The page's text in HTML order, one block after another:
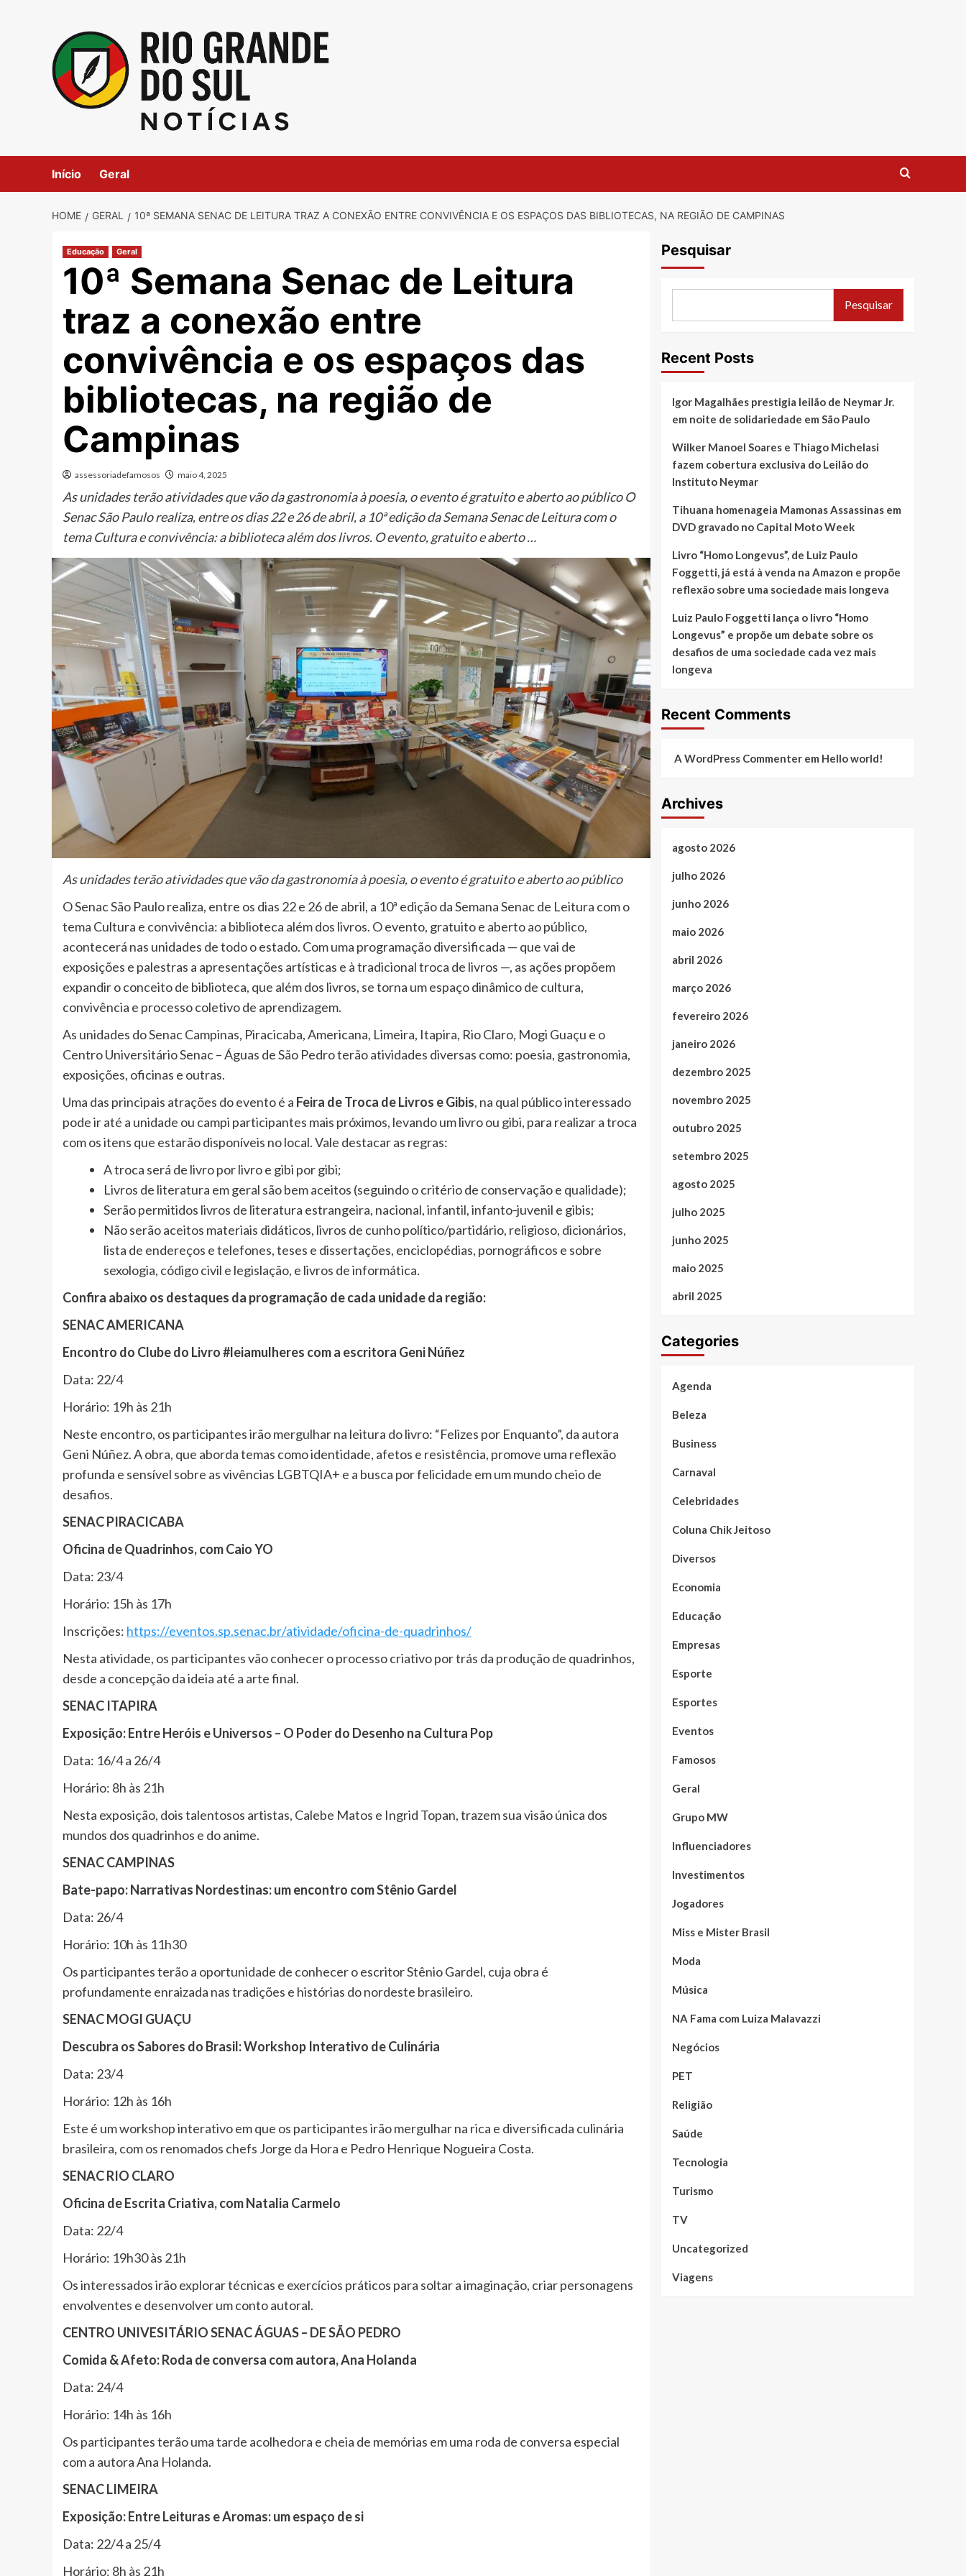
Início Geral
HOME GERAL 10ª SEMANA SENAC DE LEITURA TRAZ A CONEXÃO ENTRE CONVIVÊNCIA E OS ESPAÇOS DAS BIBLIOTECAS, NA REGIÃO DE CAMPINAS
Educação Geral
10ª Semana Senac de Leitura
traz a conexão entre
convivência e os espaços das
bibliotecas, na região de
Campinas
assessoriadefamosos maio 4, 2025
As unidades terão atividades que vão da gastronomia à poesia, o evento é gratuito e aberto ao público O
Senac São Paulo realiza, entre os dias 22 e 26 de abril, a 10ª edição da Semana Senac de Leitura com o
tema Cultura e convivência: a biblioteca além dos livros. O evento, gratuito e aberto …
As unidades terão atividades que vão da gastronomia à poesia, o evento é gratuito e aberto ao público
O Senac São Paulo realiza, entre os dias 22 e 26 de abril, a 10ª edição da Semana Senac de Leitura com o
tema Cultura e convivência: a biblioteca além dos livros. O evento, gratuito e aberto ao público,
acontecerá nas unidades de todo o estado. Com uma programação diversificada — que vai de
exposições e palestras a apresentações artísticas e à tradicional troca de livros —, as ações propõem
expandir o conceito de biblioteca, que além dos livros, se torna um espaço dinâmico de cultura,
convivência e processo coletivo de aprendizagem.
As unidades do Senac Campinas, Piracicaba, Americana, Limeira, Itapira, Rio Claro, Mogi Guaçu e o
Centro Universitário Senac – Águas de São Pedro terão atividades diversas como: poesia, gastronomia,
exposições, oficinas e outras.
Uma das principais atrações do evento é a Feira de Troca de Livros e Gibis, na qual público interessado
pode ir até a unidade ou campi participantes mais próximos, levando um livro ou gibi, para realizar a troca
com os itens que estarão disponíveis no local. Vale destacar as regras:
A troca será de livro por livro e gibi por gibi;
Livros de literatura em geral são bem aceitos (seguindo o critério de conservação e qualidade);
Serão permitidos livros de literatura estrangeira, nacional, infantil, infanto‐juvenil e gibis;
Não serão aceitos materiais didáticos, livros de cunho político/partidário, religioso, dicionários,
lista de endereços e telefones, teses e dissertações, enciclopédias, pornográficos e sobre
sexologia, código civil e legislação, e livros de informática.
Confira abaixo os destaques da programação de cada unidade da região:
SENAC AMERICANA
Encontro do Clube do Livro #leiamulheres com a escritora Geni Núñez
Data: 22/4
Horário: 19h às 21h
Neste encontro, os participantes irão mergulhar na leitura do livro: “Felizes por Enquanto”, da autora
Geni Núñez. A obra, que aborda temas como identidade, afetos e resistência, promove uma reflexão
profunda e sensível sobre as vivências LGBTQIA+ e a busca por felicidade em um mundo cheio de
desafios.
SENAC PIRACICABA
Oficina de Quadrinhos, com Caio YO
Data: 23/4
Horário: 15h às 17h
Inscrições: https://eventos.sp.senac.br/atividade/oficina-de-quadrinhos/
Nesta atividade, os participantes vão conhecer o processo criativo por trás da produção de quadrinhos,
desde a concepção da ideia até a arte final.
SENAC ITAPIRA
Exposição: Entre Heróis e Universos – O Poder do Desenho na Cultura Pop
Data: 16/4 a 26/4
Horário: 8h às 21h
Nesta exposição, dois talentosos artistas, Calebe Matos e Ingrid Topan, trazem sua visão única dos
mundos dos quadrinhos e do anime.
SENAC CAMPINAS
Bate-papo: Narrativas Nordestinas: um encontro com Stênio Gardel
Data: 26/4
Horário: 10h às 11h30
Os participantes terão a oportunidade de conhecer o escritor Stênio Gardel, cuja obra é
profundamente enraizada nas tradições e histórias do nordeste brasileiro.
SENAC MOGI GUAÇU
Descubra os Sabores do Brasil: Workshop Interativo de Culinária
Data: 23/4
Horário: 12h às 16h
Este é um workshop interativo em que os participantes irão mergulhar na rica e diversificada culinária
brasileira, com os renomados chefs Jorge da Hora e Pedro Henrique Nogueira Costa.
SENAC RIO CLARO
Oficina de Escrita Criativa, com Natalia Carmelo
Data: 22/4
Horário: 19h30 às 21h
Os interessados irão explorar técnicas e exercícios práticos para soltar a imaginação, criar personagens
envolventes e desenvolver um conto autoral.
CENTRO UNIVESITÁRIO SENAC ÁGUAS – DE SÃO PEDRO
Comida & Afeto: Roda de conversa com autora, Ana Holanda
Data: 24/4
Horário: 14h às 16h
Os participantes terão uma tarde acolhedora e cheia de memórias em uma roda de conversa especial
com a autora Ana Holanda.
SENAC LIMEIRA
Exposição: Entre Leituras e Aromas: um espaço de si
Data: 22/4 a 25/4
Horário: 8h às 21h
Pesquisar
Pesquisar
Recent Posts
Igor Magalhães prestigia leilão de Neymar Jr.
em noite de solidariedade em São Paulo
Wilker Manoel Soares e Thiago Michelasi
fazem cobertura exclusiva do Leilão do
Instituto Neymar
Tihuana homenageia Mamonas Assassinas em
DVD gravado no Capital Moto Week
Livro “Homo Longevus”, de Luiz Paulo
Foggetti, já está à venda na Amazon e propõe
reflexão sobre uma sociedade mais longeva
Luiz Paulo Foggetti lança o livro “Homo
Longevus” e propõe um debate sobre os
desafios de uma sociedade cada vez mais
longeva
Recent Comments
A WordPress Commenterem Hello world!
Archives
agosto 2026
julho 2026
junho 2026
maio 2026
abril 2026
março 2026
fevereiro 2026
janeiro 2026
dezembro 2025
novembro 2025
outubro 2025
setembro 2025
agosto 2025
julho 2025
junho 2025
maio 2025
abril 2025
Categories
Agenda
Beleza
Business
Carnaval
Celebridades
Coluna Chik Jeitoso
Diversos
Economia
Educação
Empresas
Esporte
Esportes
Eventos
Famosos
Geral
Grupo MW
Influenciadores
Investimentos
Jogadores
Miss e Mister Brasil
Moda
Música
NA Fama com Luiza Malavazzi
Negócios
PET
Religião
Saúde
Tecnologia
Turismo
TV
Uncategorized
Viagens